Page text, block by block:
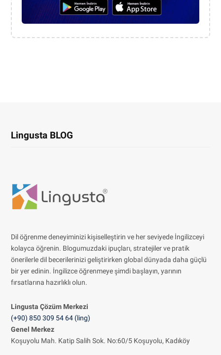
Lingusta BLOG
Dil öğrenme deneyiminizi kişiselleştirin ve her seviyede İngilizceyi
kolayca öğrenin. Blogumuzdaki ipuçları, stratejiler ve pratik
önerilerle dil becerilerinizi geliştirirken global dünyada daha güçlü
bir yer edinin. İngilizce öğrenmeye şimdi başlayın, yarının
fırsatlarına hazırlıklı olun.
Lingusta Çözüm Merkezi
(+90) 850 309 54 64 (ling)
Genel Merkez
Koşuyolu Mah. Katip Salih Sok. No:60/5 Koşuyolu, Kadıköy